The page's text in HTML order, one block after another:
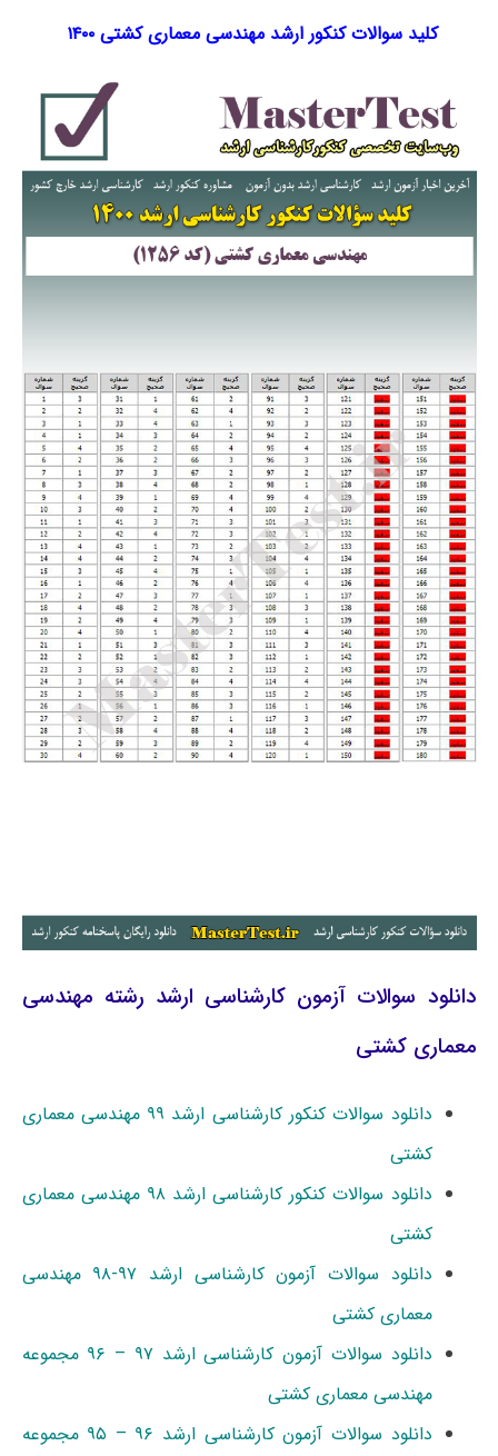
کلید سوالات کنکور ارشد مهندسی معماری کشتی ۱۴۰۰
دانلود سوالات آزمون کارشناسی ارشد رشته مهندسی
معماری کشتی
دانلود سوالات کنکور کارشناسی ارشد ۹۹ مهندسی معماری
کشتی
دانلود سوالات کنکور کارشناسی ارشد ۹۸ مهندسی معماری
کشتی
دانلود سوالات آزمون کارشناسی ارشد ۹۷-۹۸ مهندسی
معماری کشتی
دانلود سوالات آزمون کارشناسی ارشد ۹۷ – ۹۶ مجموعه
مهندسی معماری کشتی
دانلود سوالات آزمون کارشناسی ارشد ۹۶ – ۹۵ مجموعه